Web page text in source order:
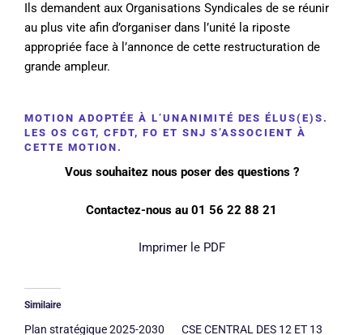
Ils demandent aux Organisations Syndicales de se réunir
au plus vite afin d’organiser dans l’unité la riposte
appropriée face à l’annonce de cette restructuration de
grande ampleur.
MOTION ADOPTÉE À L’UNANIMITÉ DES ÉLUS(E)S.
LES OS CGT, CFDT, FO ET SNJ S’ASSOCIENT À
CETTE MOTION.
Vous souhaitez nous poser des questions ?
Contactez-nous au 01 56 22 88 21
Imprimer le PDF
Similaire
Plan stratégique 2025-2030
CSE CENTRAL DES 12 ET 13